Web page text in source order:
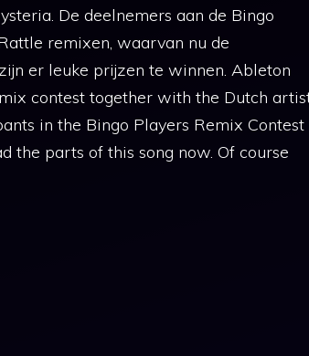
De deelnemers aan de Bingo
remixen, waarvan nu de
er leuke prijzen te winnen. Ableton
contest together with the Dutch
in the Bingo Players Remix Contest
the parts of this song now. Of course